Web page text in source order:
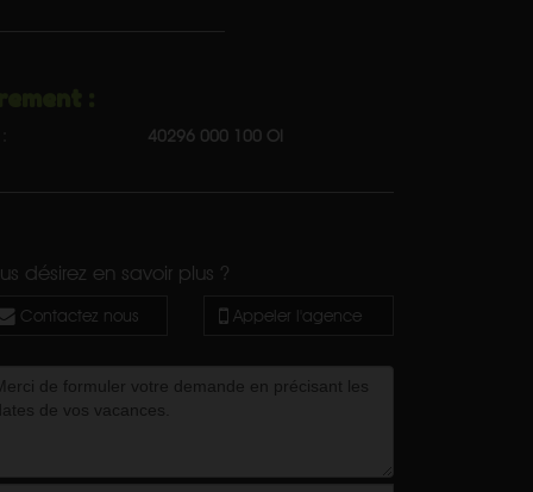
40296 000 100 OI
désirez en savoir plus ?
Contactez nous Appeler l'agence